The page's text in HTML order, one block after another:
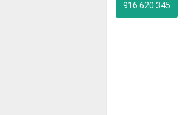
916 620 345